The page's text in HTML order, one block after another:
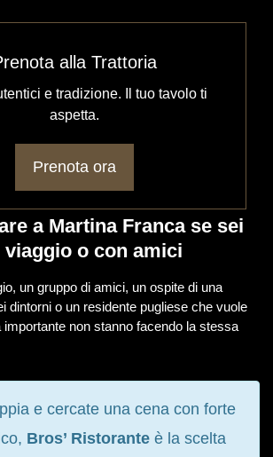
alla Trattoria
e tradizione. Il tuo tavolo ti
aspetta.
Prenota ora
a Martina Franca se sei
o con amici
un gruppo di amici, un ospite di una
dintorni o un residente pugliese che vuole
importante non stanno facendo la stessa
e cercate una cena con forte
Bros’ Ristorante è la scelta